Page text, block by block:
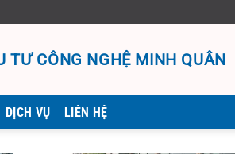
TƯ CÔNG NGHỆ MINH QUÂN
DỊCH VỤ LIÊN HỆ